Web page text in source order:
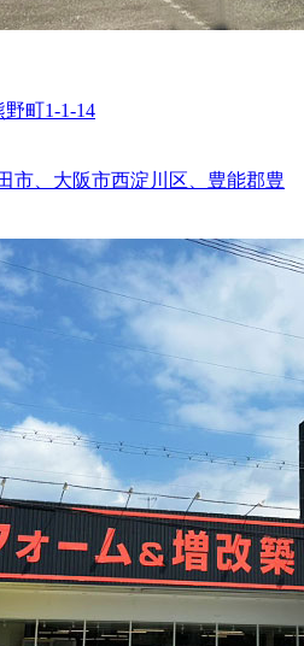
町1-1-14
市、大阪市西淀川区、豊能郡豊